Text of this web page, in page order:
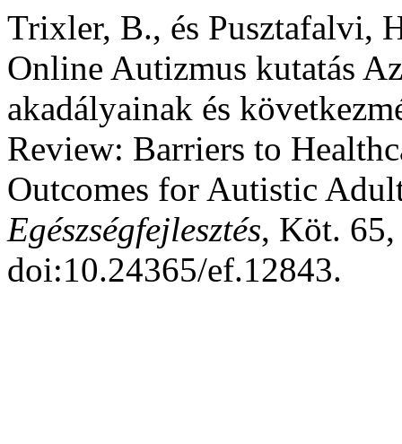
Trixler, B., és Pusztafalvi,
Online Autizmus kutatás
akadályainak és
Review: Barriers to
Outcomes for Autistic
Egészségfejlesztés, Köt. 65,
doi:10.24365/ef.12843.